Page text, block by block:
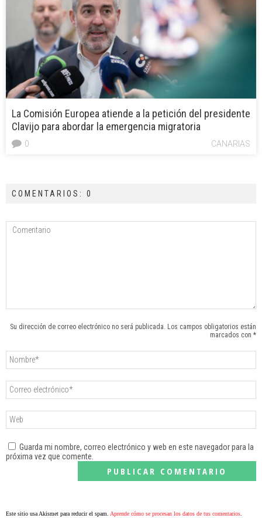
La Comisión Europea atiende a la petición del presidente
Clavijo para abordar la emergencia migratoria
CANARIAS
0
COMENTARIOS: 0
Su dirección de correo electrónico no será publicada. Los campos obligatorios están
marcados con *
Guarda mi nombre, correo electrónico y web en este navegador para la
próxima vez que comente.
Este sitio usa Akismet para reducir el spam. Aprende cómo se procesan los datos de tus comentarios.